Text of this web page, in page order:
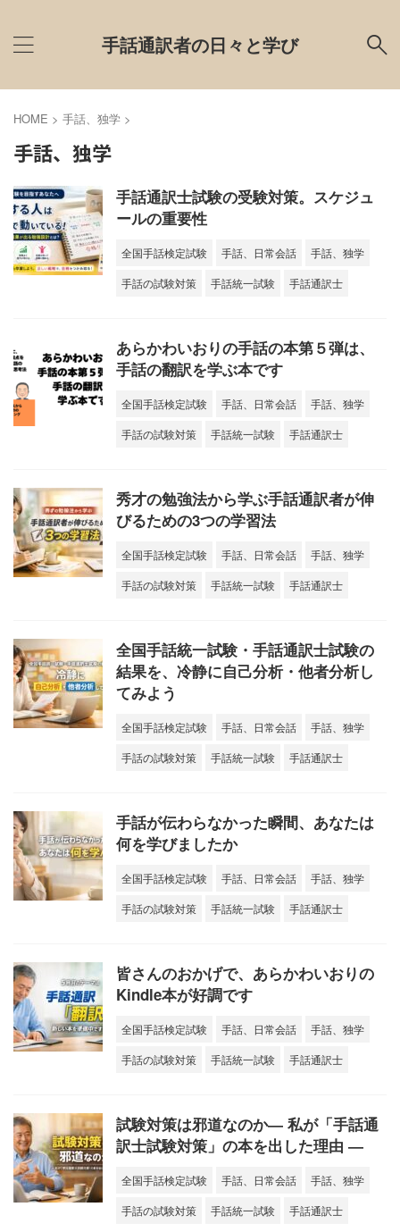
手話通訳者の日々と学び
HOME > 手話、独学 >
手話、独学
手話通訳士試験の受験対策。スケジュ
ールの重要性
全国手話検定試験 手話、日常会話
手話、独学
手話の試験対策
手話統一試験 手話通訳士
あらかわいおりの手話の本第５弾は、
手話の翻訳を学ぶ本です
全国手話検定試験 手話、日常会話
手話、独学
手話の試験対策
手話統一試験 手話通訳士
秀才の勉強法から学ぶ手話通訳者が伸
びるための3つの学習法
全国手話検定試験 手話、日常会話
手話、独学
手話の試験対策
手話統一試験 手話通訳士
全国手話統一試験・手話通訳士試験の
結果を、冷静に自己分析・他者分析し
てみよう
全国手話検定試験 手話、日常会話
手話、独学
手話の試験対策
手話統一試験 手話通訳士
手話が伝わらなかった瞬間、あなたは
何を学びましたか
全国手話検定試験 手話、日常会話
手話、独学
手話の試験対策
手話統一試験 手話通訳士
皆さんのおかげで、あらかわいおりの
Kindle本が好調です
全国手話検定試験 手話、日常会話
手話、独学
手話の試験対策
手話統一試験 手話通訳士
試験対策は邪道なのか― 私が「手話通
訳士試験対策」の本を出した理由 ―
全国手話検定試験 手話、日常会話
手話、独学
手話の試験対策
手話統一試験 手話通訳士